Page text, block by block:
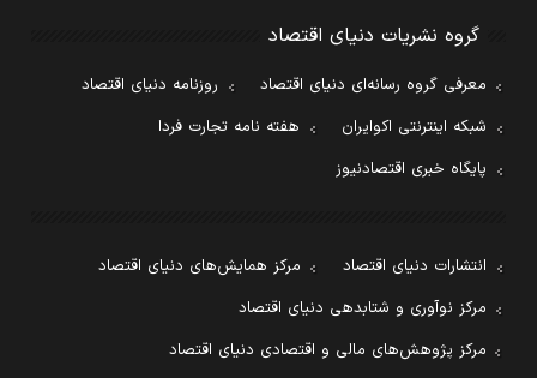
گروه نشریات دنیای اقتصاد
معرفی گروه رسانه‌ای دنیای اقتصاد
روزنامه دنیای اقتصاد
شبکه اینترنتی اکوایران
هفته نامه تجارت فردا
پایگاه خبری اقتصادنیوز
انتشارات دنیای اقتصاد
مرکز همایش‌های دنیای اقتصاد
مرکز نوآوری و شتابدهی دنیای اقتصاد
مرکز پژوهش‌های مالی و اقتصادی دنیای اقتصاد